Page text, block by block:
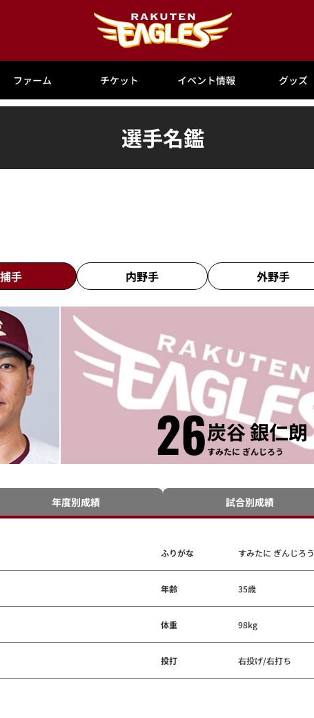
ファーム チケット イベント情報 グッズ
選手名鑑
捕手 内野手 外野手
26炭谷 銀仁朗
すみたに ぎんじろう
年度別成績 試合別成績
ふりがな すみたに ぎんじろう
年齢 35歳
体重 98kg
投打 右投げ/右打ち